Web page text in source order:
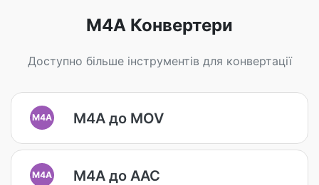
M4A Конвертери
Доступно більше інструментів для конвертації
M4A M4A до MOV
M4A M4A до AAC